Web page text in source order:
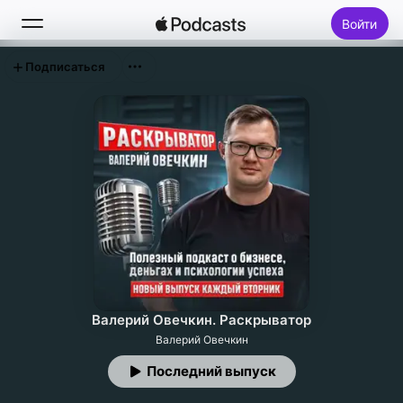
Войти
Главная
Топ-чарты
Валерий Овечкин. Раскрыватор
Валерий Овечкин
Последний выпуск
Подписаться